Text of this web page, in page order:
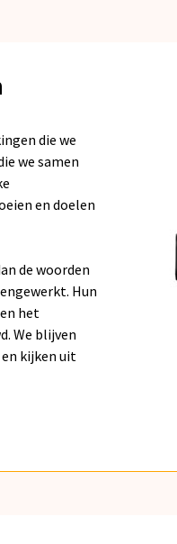
die we
we samen
en doelen
de woorden
Hun
het
We blijven
kijken uit